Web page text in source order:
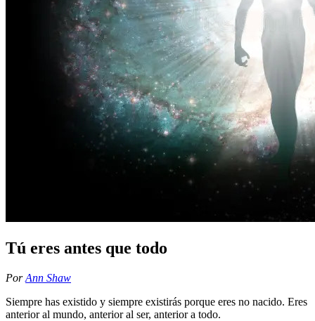
Tú eres antes que todo
PorAnn Shaw
Siempre has existido y siempre existirás porque eres no nacido. Eres
anterior al mundo, anterior al ser, anterior a todo.